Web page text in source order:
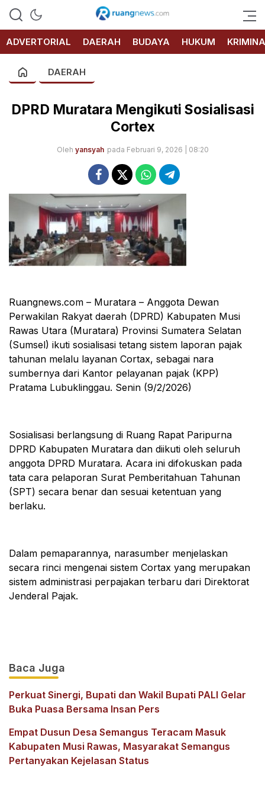
RUANG
NEWS
ADVERTORIAL
DAERAH BUDAYA HUKUM
DAERAH
DPRD Muratara Mengikuti Sosialisasi
Cortex
Oleh yansyah pada Februari 9, 2026 | 08:20
Ruangnews.com – Muratara – Anggota Dewan
Perwakilan Rakyat daerah (DPRD) Kabupaten Musi
Rawas Utara (Muratara) Provinsi Sumatera Selatan
(Sumsel) ikuti sosialisasi tetang sistem laporan pajak
tahunan melalu layanan Cortax, sebagai nara
sumbernya dari Kantor pelayanan pajak (KPP)
Pratama Lubuklinggau. Senin (9/2/2026)
Sosialisasi berlangsung di Ruang Rapat Paripurna
DPRD Kabupaten Muratara dan diikuti oleh seluruh
anggota DPRD Muratara. Acara ini difokuskan pada
tata cara pelaporan Surat Pemberitahuan Tahunan
(SPT) secara benar dan sesuai ketentuan yang
berlaku.
Dalam pemaparannya, narasumber menjelaskan
secara rinci mengenai sistem Cortax yang merupakan
sistem administrasi perpajakan terbaru dari Direktorat
Jenderal Pajak.
Baca Juga
Perkuat Sinergi, Bupati dan Wakil Bupati PALI Gelar
Buka Puasa Bersama Insan Pers
‎Empat Dusun Desa Semangus Teracam Masuk
Kabupaten Musi Rawas, Masyarakat Semangus
Pertanyakan Kejelasan Status